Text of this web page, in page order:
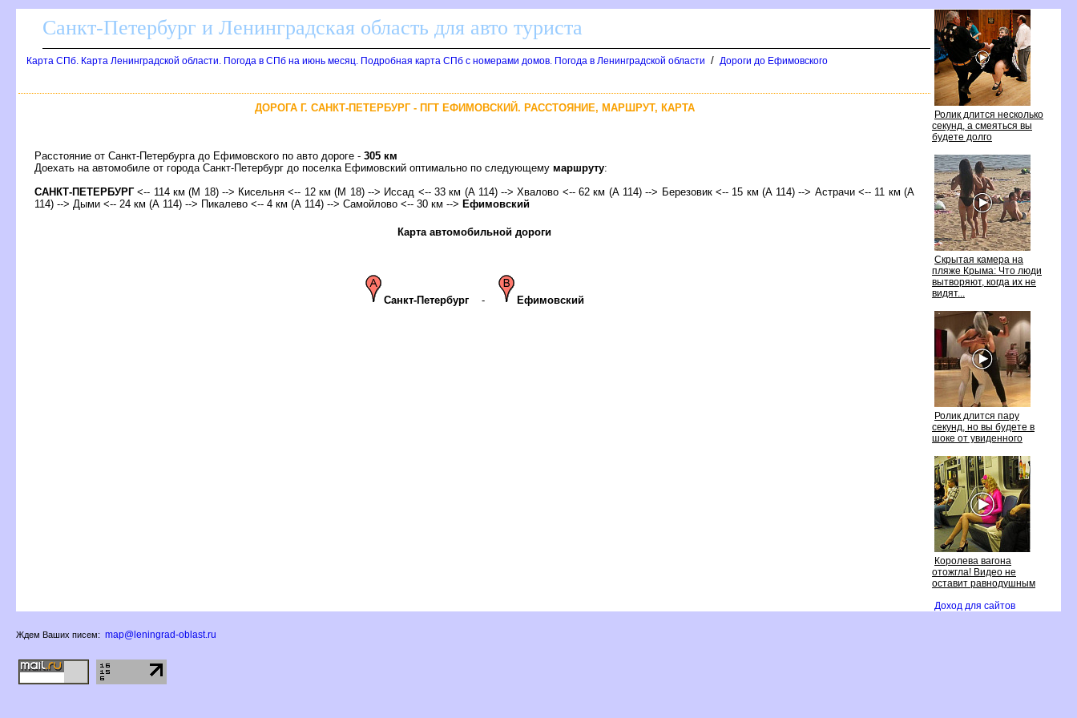
Ролик длится несколько
секунд, а смеяться вы
удете долго
Скрытая камера на
пляже Крыма: Что люди
ытворяют, когда их не
идят...
Ролик длится пару
секунд, но вы будете
шоке от увиденного
Королева вагона
отожгла! Видео не
оставит равнодушным
Доход для сайто
Санкт-Петербург и Ленинградская область для авто туриста
Карта СПб. Карта Ленинградской области. Погода в СПб на июнь месяц. Подробная карта СПб с номерами домов. Погода в Ленинградской области / Дороги до Ефимовского
ДОРОГА Г. САНКТ-ПЕТЕРБУРГ - ПГТ ЕФИМОВСКИЙ. РАССТОЯНИЕ, МАРШРУТ, КАРТА
Расстояние от Санкт-Петербурга до Ефимовского по авто дороге - 305 км
Доехать на автомобиле от города Санкт-Петербург до поселка Ефимовский оптимально по следующему маршруту:
САНКТ-ПЕТЕРБУРГ<-- 114 км (М 18) --> Кисельня <-- 12 км (М 18) --> Иссад <-- 33 км (А 114) --> Хвалово <-- 62 км (А 114) --> Березовик <-- 15 км (А 114) --> Астрачи <-- 11 км (А
114) --> Дыми <-- 24 км (А 114) --> Пикалево <-- 4 км (А 114) --> Самойлово <-- 30 км --> Ефимовский
Карта автомобильной дороги
Санкт-Петербур - Ефимовский
Ждем Ваших писем: map@leningrad-oblast.ru